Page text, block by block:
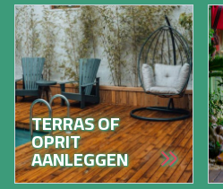
TERRAS OF
OPRIT
AANLEGGEN